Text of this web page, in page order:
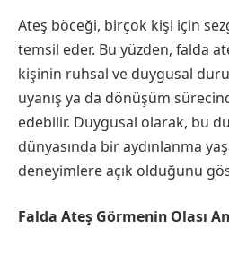
Ateş böceği, birçok kişi için
temsil eder. Bu yüzden, falda
kişinin ruhsal ve duygusal
uyanış ya da dönüşüm
edebilir. Duygusal olarak, bu
dünyasında bir aydınlanma
deneyimlere açık olduğunu
Falda Ateş Görmenin Olası